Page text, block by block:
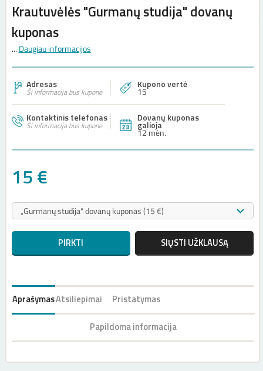
Krautuvėlės "Gurmanų studija" dovanų
kuponas
... Daugiau informacijos
Adresas
Ši informacija bus kupone
Kupono vertė
15
Kontaktinis telefonas
Ši informacija bus kupone
Dovanų kuponas
galioja
12 mėn.
15 €
PIRKTI SIŲSTI UŽKLAUSĄ
AprašymasAtsiliepimai Pristatymas
Papildoma informacija